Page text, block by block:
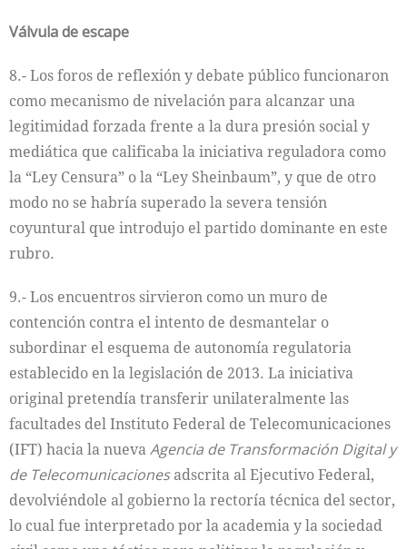
Válvula de escape
8.- Los foros de reflexión y debate público funcionaron
como mecanismo de nivelación para alcanzar una
legitimidad forzada frente a la dura presión social y
mediática que calificaba la iniciativa reguladora como
la “Ley Censura” o la “Ley Sheinbaum”, y que de otro
modo no se habría superado la severa tensión
coyuntural que introdujo el partido dominante en este
rubro.
9.- Los encuentros sirvieron como un muro de
contención contra el intento de desmantelar o
subordinar el esquema de autonomía regulatoria
establecido en la legislación de 2013. La iniciativa
original pretendía transferir unilateralmente las
facultades del Instituto Federal de Telecomunicaciones
(IFT) hacia la nuevaAgencia de Transformación Digital y
de Telecomunicacionesadscrita al Ejecutivo Federal,
devolviéndole al gobierno la rectoría técnica del sector,
lo cual fue interpretado por la academia y la sociedad